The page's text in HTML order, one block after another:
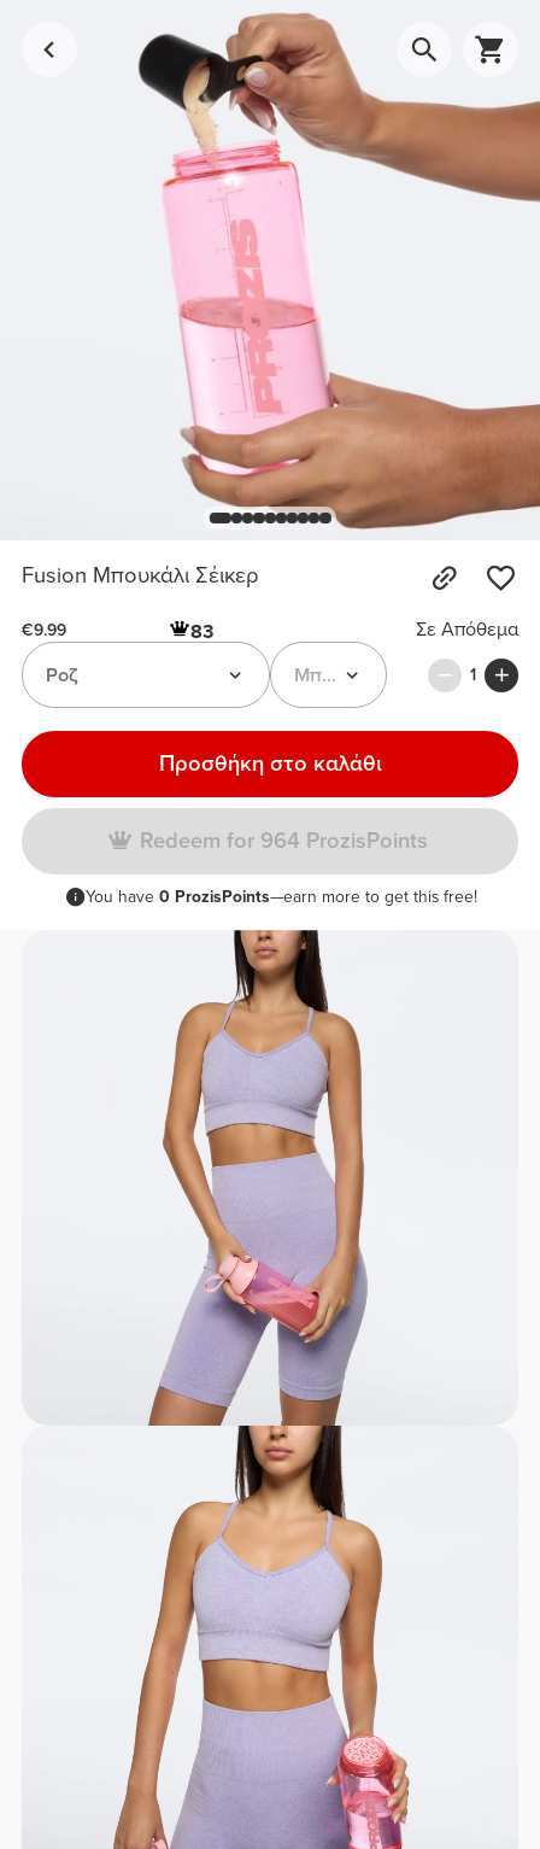
Fusion Μπουκάλι Σέικερ
€9.99 83
Σε Απόθεμα
Μπουκάλι Αναδευτήρας
Ροζ 1
Προσθήκη στο καλάθι
Redeem for 964 ProzisPoints
You have 0 ProzisPoints—earn more to get this free!